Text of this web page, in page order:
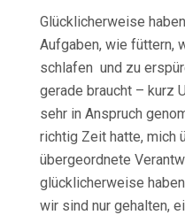
Glücklicherweise
Aufgaben, wie füttern,
schlafen und zu
gerade braucht – kurz
sehr in Anspruch
richtig Zeit hatte, mich
übergeordnete
glücklicherweise
wir sind nur gehalten,